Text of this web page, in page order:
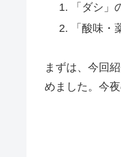
「ダシ」
「酸味
まずは、今回
めました。今